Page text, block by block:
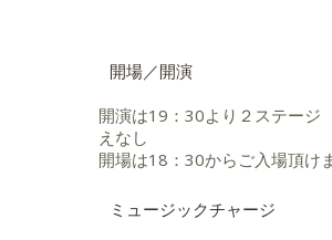
開場／開演
開演は19：30より２ステー
えなし
開場は18：30からご入場頂けま
ミュージックチャージ